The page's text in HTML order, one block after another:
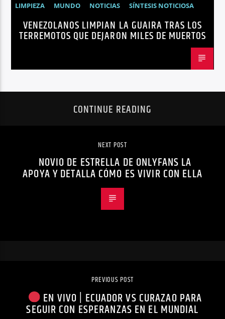
LIMPIEZA MUNDO NOTICIAS
SÍNTESIS NOTICIOSA
TERREMOTOS VENEZUELA
VENEZUELA
VENEZOLANOS LIMPIAN LA GUAIRA TRAS LOS
TERREMOTOS QUE DEJARON MILES DE MUERTOS
CONTINUE READING
NEXT POST
NOVIO DE ESTRELLA DE ONLYFANS LA
APOYA Y DETALLA CÓMO ES VIVIR CON ELLA
PREVIOUS POST
EN VIVO | ECUADOR VS CURAZAO PARA
SEGUIR CON ESPERANZAS EN EL MUNDIAL